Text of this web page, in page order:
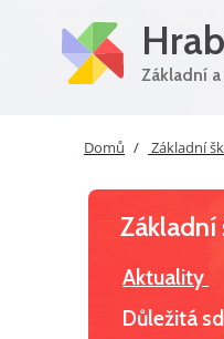
Základní
Domů Základní
Základní
Aktuality
Důležitá